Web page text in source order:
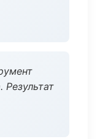
Результат